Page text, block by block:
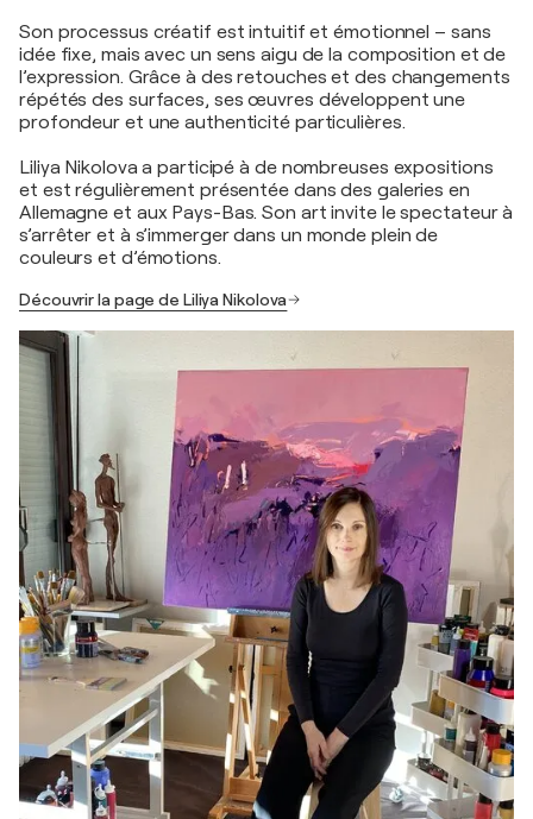
Son processus créatif est intuitif et émotionnel – sans
idée fixe, mais avec un sens aigu de la composition et de
l’expression. Grâce à des retouches et des changements
répétés des surfaces, ses œuvres développent une
profondeur et une authenticité particulières.
Liliya Nikolova a participé à de nombreuses expositions
et est régulièrement présentée dans des galeries en
Allemagne et aux Pays-Bas. Son art invite le spectateur à
s’arrêter et à s’immerger dans un monde plein de
couleurs et d’émotions.
Découvrir la page de Liliya Nikolova